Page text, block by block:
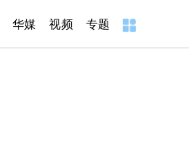
华媒 视频 专题